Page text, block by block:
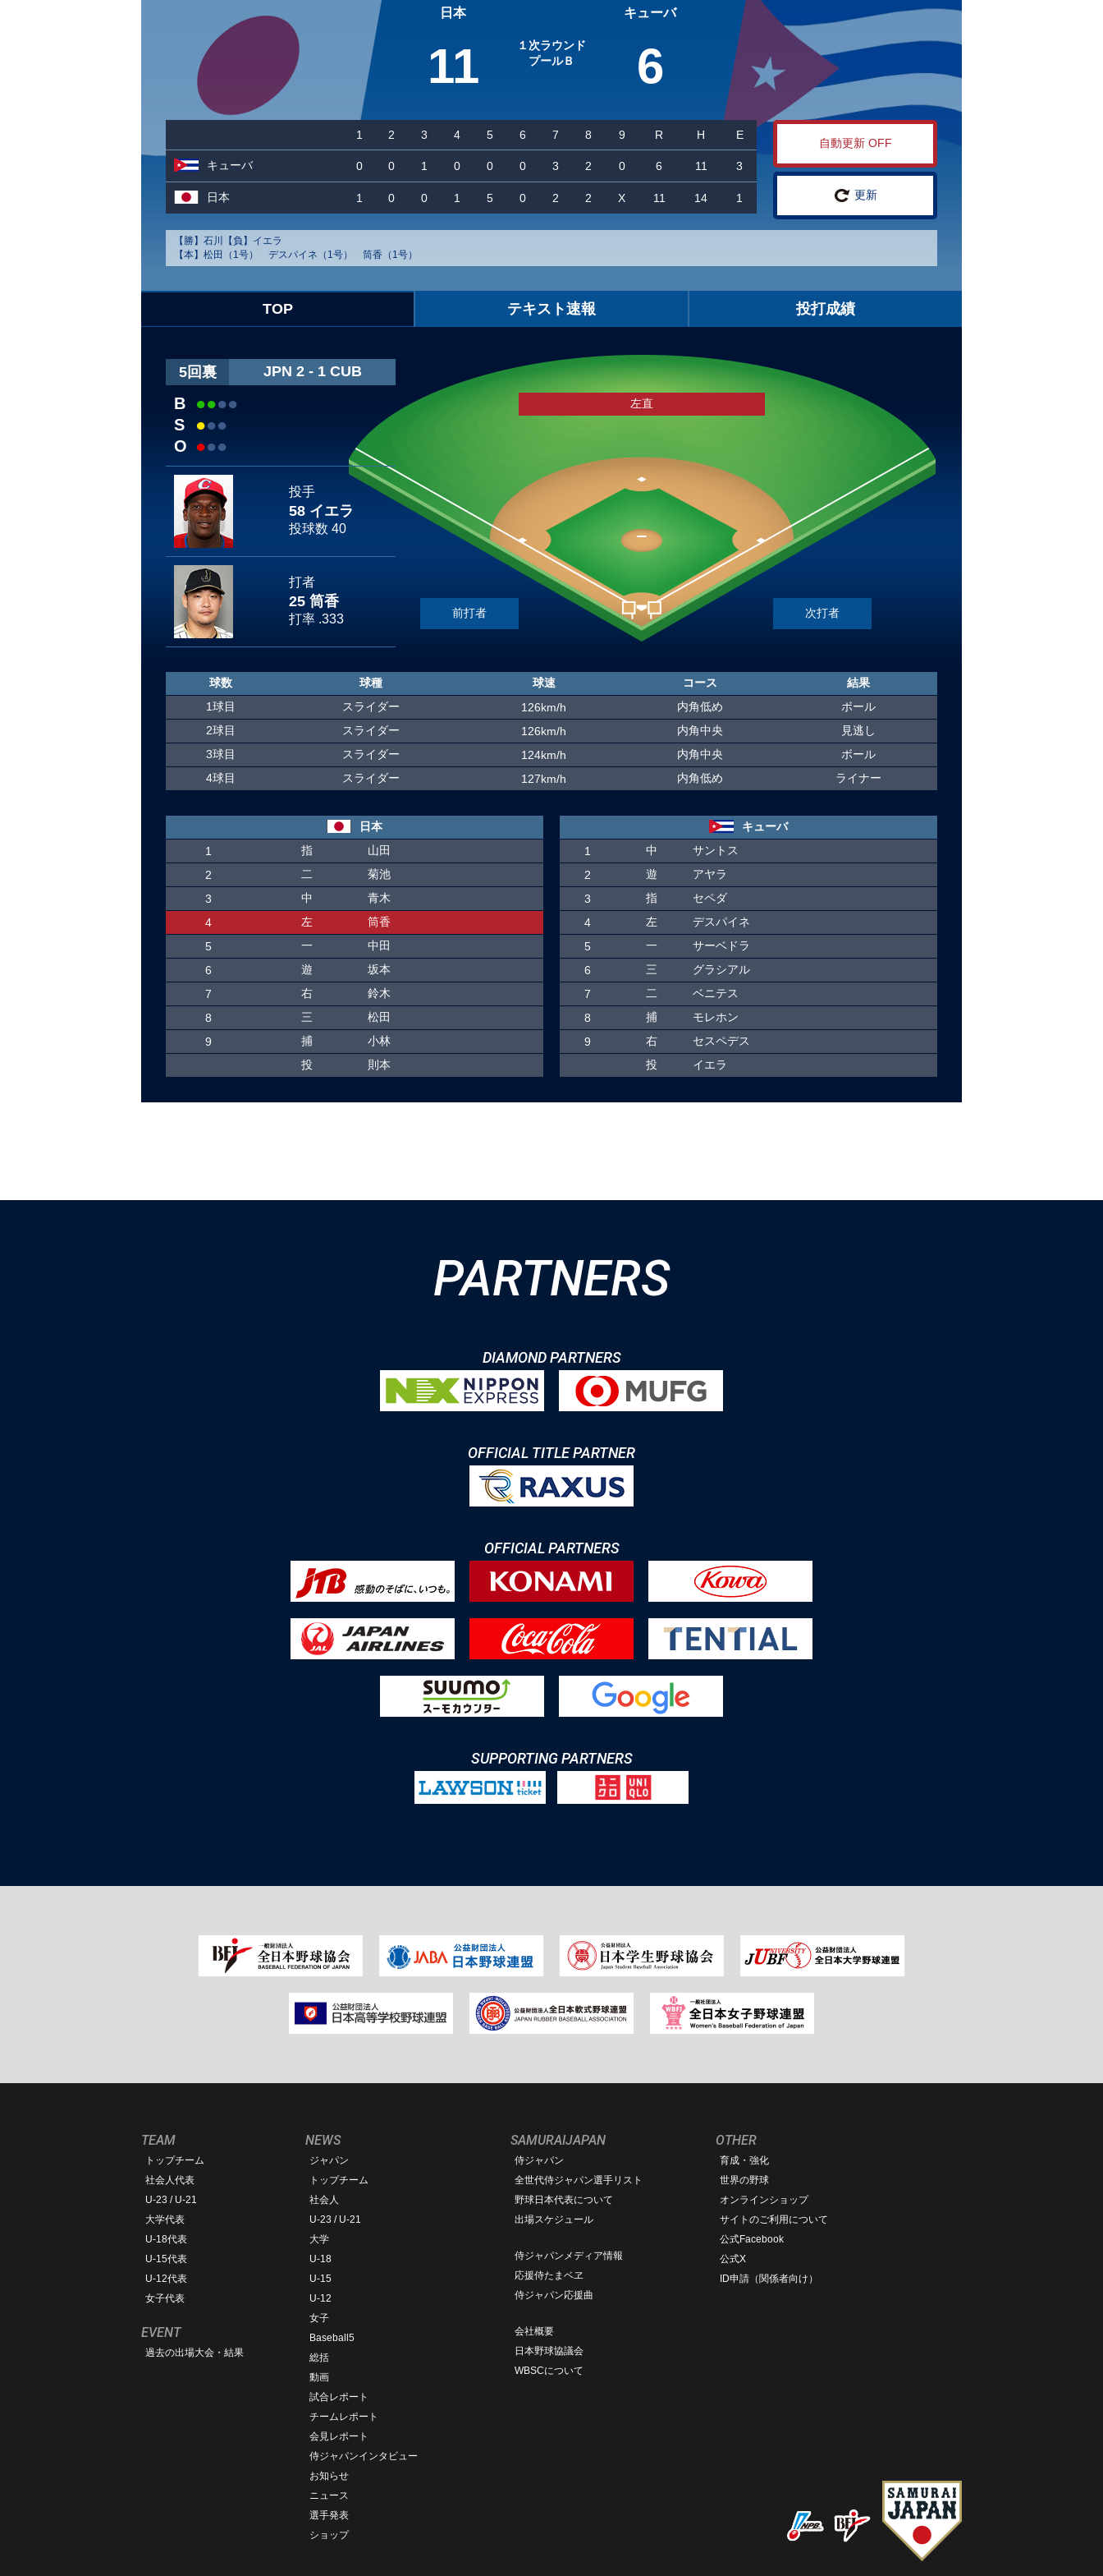
日本
11
１次ラウンド
プールＢ
キューバ
6
1 2 3 4 5 6 7 8 9 R H E
キューバ 0 0 1 0 0 0 3 2 0 6 11 3
日本 1 0 0 1 5 0 2 2 X 11 14 1
自動更新 OFF
更新
【勝】石川【負】イエラ
【本】松田（1号） デスパイネ（1号） 筒香（1号）
TOP テキスト速報 投打成績
PARTNERS
DIAMOND PARTNERS
OFFICIAL TITLE PARTNER
OFFICIAL PARTNERS
SUPPORTING PARTNERS
TEAM
トップチーム
社会人代表
U-23 / U-21
大学代表
U-18代表
U-15代表
U-12代表
女子代表
EVENT
過去の出場大会・結果
NEWS
ジャパン
トップチーム
社会人
U-23 / U-21
大学
U-18
U-15
U-12
女子
Baseball5
総括
動画
試合レポート
チームレポート
会見レポート
侍ジャパンインタビュー
お知らせ
ニュース
選手発表
ショップ
SAMURAIJAPAN
侍ジャパン
全世代侍ジャパン選手リスト
野球日本代表について
出場スケジュール
侍ジャパンメディア情報
応援侍たまベヱ
侍ジャパン応援曲
会社概要
日本野球協議会
WBSCについて
OTHER
育成・強化
世界の野球
オンラインショップ
サイトのご利用について
公式Facebook
公式X
ID申請（関係者向け）